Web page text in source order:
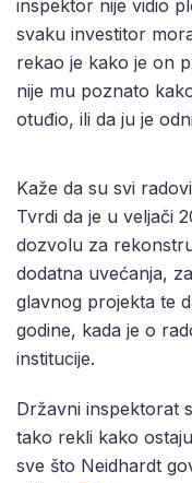
inspektor nije vidio
svaku investitor
rekao je kako je on
nije mu poznato
otuđio, ili da ju je
Kaže da su svi
Tvrdi da je u veljači
dozvolu za
dodatna uvećanja,
glavnog projekta te
godine, kada je o
institucije.
Državni inspektorat
tako rekli kako
sve što Neidhardt